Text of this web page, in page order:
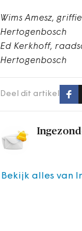
Wims Amesz,
Hertogenbosch
Ed Kerkhoff,
Hertogenbosch
Deel dit artikel
Bekijk alles van